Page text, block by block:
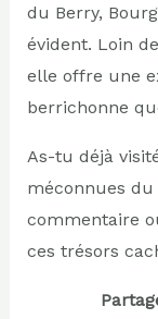
du Berry,
évident. Loin
elle offre une
berrichonne
As-tu déjà
méconnues du
commentaire
ces trésors